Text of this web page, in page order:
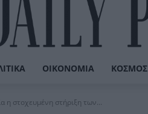
ΟΙΚΟΝΟΜΊΑ ΚΌΣΜΟΣ
η στοχευμένη στήριξη των...